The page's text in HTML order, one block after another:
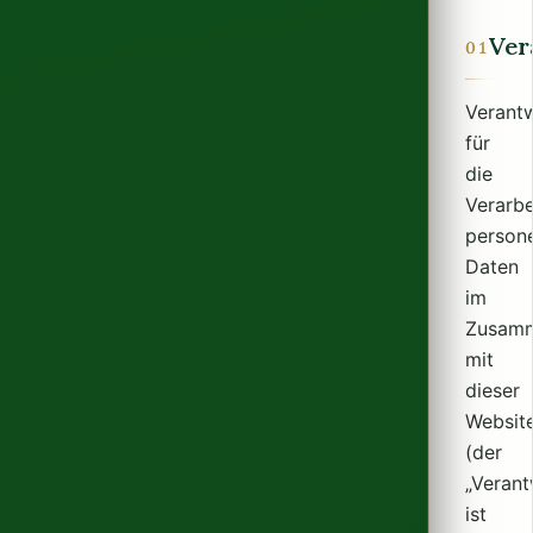
01
für
die
Daten
im
mit
dieser
(der
ist